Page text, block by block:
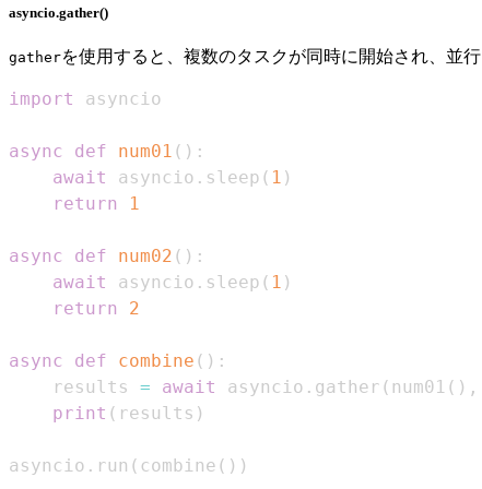
asyncio.gather()
gatherを使用すると、複数のタスクが同時に開始され、並
import
async def num01 ( ) :
await
asyncio . sleep ( 1 )
return
1
async def num02 ( ) :
await
asyncio . sleep ( 1 )
return
2
async def combine ( ) :
    results
= await asyncio . gather ( num01 ( ) ,
print ( results )
asyncio . run ( combine ( ) )